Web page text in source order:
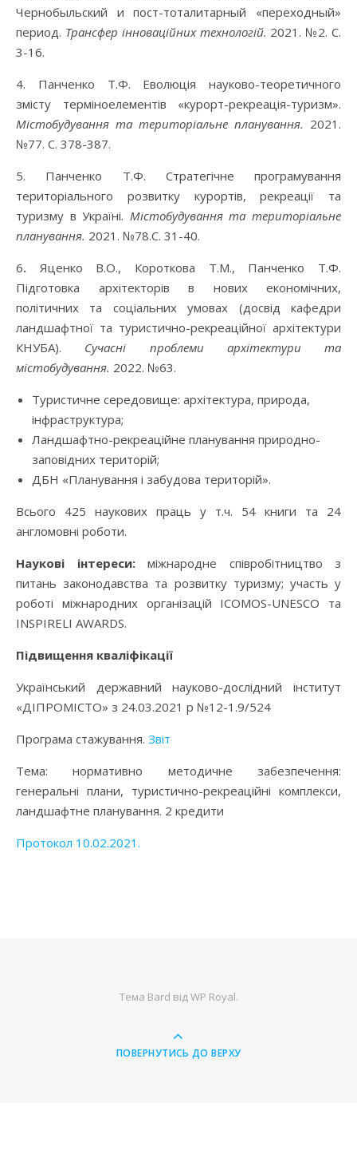
Чернобыльский и пост-тоталитарный «переходный»
период. Трансфер інноваційних технологій. 2021. №2. С.
3-16.
4. Панченко Т.Ф. Еволюція науково-теоретичного
змісту терміноелементів «курорт-рекреація-туризм».
Містобудування та територіальне планування. 2021.
№77. С. 378-387.
5. Панченко Т.Ф. Стратегічне програмування
територіального розвитку курортів, рекреації та
туризму в Україні. Містобудування та територіальне
планування. 2021. №78.С. 31-40.
6. Яценко В.О., Короткова Т.М., Панченко Т.Ф.
Підготовка архітекторів в нових економічних,
політичних та соціальних умовах (досвід кафедри
ландшафтної та туристично-рекреаційної архітектури
КНУБА). Сучасні проблеми архітектури та
містобудування. 2022. №63.
Туристичне середовище: архітектура, природа,
інфраструктура;
Ландшафтно-рекреаційне планування природно-
заповідних територій;
ДБН «Планування і забудова територій».
Всього 425 наукових праць у т.ч. 54 книги та 24
англомовні роботи.
Наукові інтереси: міжнародне співробітництво з
питань законодавства та розвитку туризму; участь у
роботі міжнародних організацій ICOMOS-UNESCO та
INSPIRELI AWARDS.
Підвищення кваліфікації
Український державний науково-дослідний інститут
«ДІПРОМІСТО» з 24.03.2021 р №12-1.9/524
Програма стажування. Звіт
Тема: нормативно методичне забезпечення:
генеральні плани, туристично-рекреаційні комплекси,
ландшафтне планування. 2 кредити
Протокол 10.02.2021.
Тема Bard відWP Royal.
ПОВЕРНУТИСЬ ДО ВЕРХУ